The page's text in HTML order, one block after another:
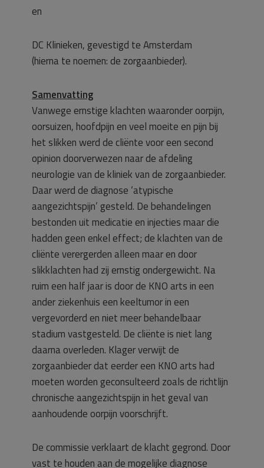
en
DC Klinieken, gevestigd te Amsterdam
(hierna te noemen: de zorgaanbieder).
Samenvatting
Vanwege ernstige klachten waaronder oorpijn,
oorsuizen, hoofdpijn en veel moeite en pijn bij
het slikken werd de cliënte voor een second
opinion doorverwezen naar de afdeling
neurologie van de kliniek van de zorgaanbieder.
Daar werd de diagnose ‘atypische
aangezichtspijn’ gesteld. De behandelingen
bestonden uit medicatie en injecties maar die
hadden geen enkel effect; de klachten van de
cliënte verergerden alleen maar en door
slikklachten had zij ernstig ondergewicht. Na
ruim een half jaar is door de KNO arts in een
ander ziekenhuis een keeltumor in een
vergevorderd en niet meer behandelbaar
stadium vastgesteld. De cliënte is niet lang
daarna overleden. Klager verwijt de
zorgaanbieder dat eerder een KNO arts had
moeten worden geconsulteerd zoals de richtlijn
chronische aangezichtspijn in het geval van
aanhoudende oorpijn voorschrijft.
De commissie verklaart de klacht gegrond. Door
vast te houden aan de mogelijke diagnose